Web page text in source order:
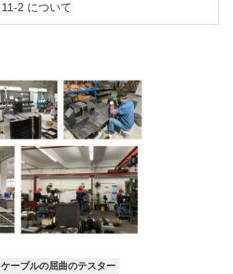
11-2 について
ケーブルの屈曲のテスター